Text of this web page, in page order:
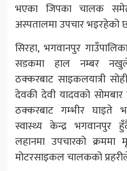
भएका जिपका चालक
अस्पतालमा उपचार भइरहेको
सिरहा, भगवानपुर
सडकमा हाल नम्बर
ठक्करबाट साइकलयात्री
देवकी देवी यादवको
ठक्करबाट गम्भीर घाइते
स्वास्थ्य केन्द्र भगवानपुर
लहानमा उपचारको क्रममा
मोटरसाइकल चालकको